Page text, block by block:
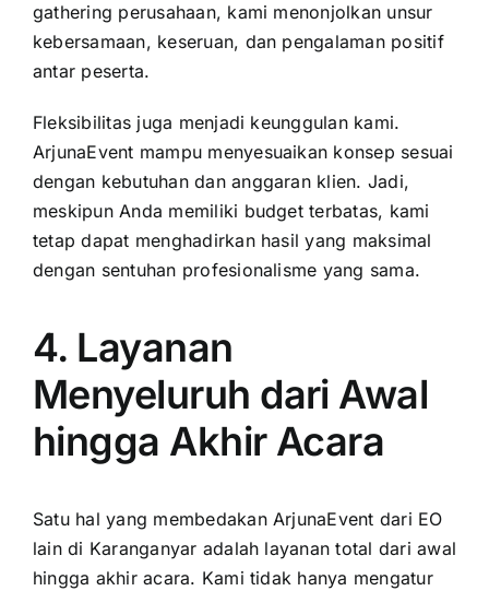
gathering perusahaan, kami menonjolkan unsur
kebersamaan, keseruan, dan pengalaman positif
antar peserta.
Fleksibilitas juga menjadi keunggulan kami.
ArjunaEvent mampu menyesuaikan konsep sesuai
dengan kebutuhan dan anggaran klien. Jadi,
meskipun Anda memiliki budget terbatas, kami
tetap dapat menghadirkan hasil yang maksimal
dengan sentuhan profesionalisme yang sama.
4. Layanan
Menyeluruh dari Awal
hingga Akhir Acara
Satu hal yang membedakan ArjunaEvent dari EO
lain di Karanganyar adalah layanan total dari awal
hingga akhir acara. Kami tidak hanya mengatur